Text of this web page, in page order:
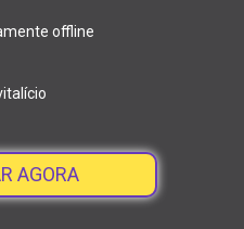
offline
AGORA